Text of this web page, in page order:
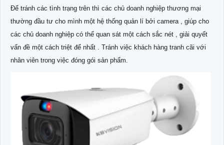
Để tránh các tình trạng trên thì các chủ doanh nghiệp thương mại
thường đầu tư cho mình một hệ thống quản lí bởi camera , giúp cho
các chủ doanh nghiệp có thể quan sát một cách sắc nét , giải quyết
vấn đề một cách triệt để nhất . Tránh việc khách hàng tranh cãi với
nhân viên trong việc đóng gói sản phẩm.